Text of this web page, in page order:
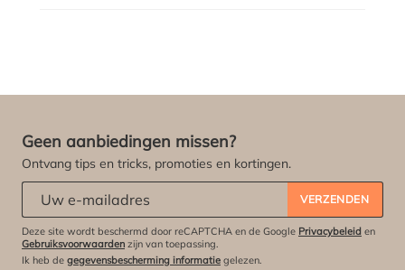
Geen aanbiedingen missen?
Ontvang tips en tricks, promoties en kortingen.
VERZENDEN
Deze site wordt beschermd door reCAPTCHA en de Google Privacybeleid en
Gebruiksvoorwaarden zijn van toepassing.
Ik heb de gegevensbescherming informatie gelezen.